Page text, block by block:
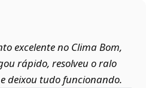
excelente no Clima Bom,
rápido, resolveu o ralo
deixou tudo funcionando.